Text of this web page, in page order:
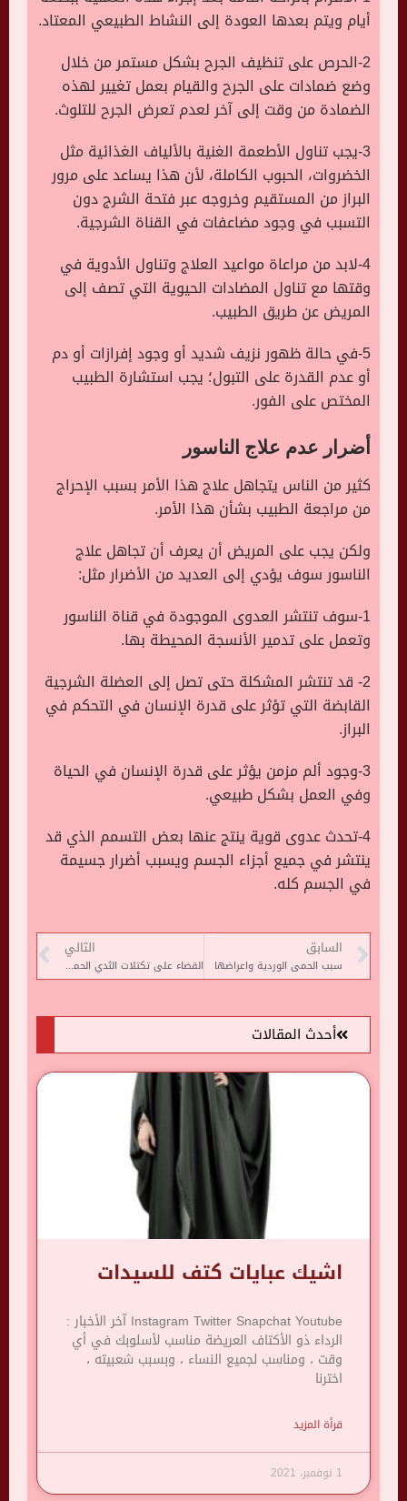
أيام ويتم بعدها العودة إلى النشاط الطبيعي المعتاد.
2-الحرص على تنظيف الجرح بشكل مستمر من خلال
وضع ضمادات على الجرح والقيام بعمل تغيير لهذه
الضمادة من وقت إلى آخر لعدم تعرض الجرح للتلوث.
3-يجب تناول الأطعمة الغنية بالألياف الغذائية مثل
الخضروات، الحبوب الكاملة، لأن هذا يساعد على مرور
البراز من المستقيم وخروجه عبر فتحة الشرج دون
التسبب في وجود مضاعفات في القناة الشرجية.
4-لابد من مراعاة مواعيد العلاج وتناول الأدوية في
وقتها مع تناول المضادات الحيوية التي تصف إلى
المريض عن طريق الطبيب.
5-في حالة ظهور نزيف شديد أو وجود إفرازات أو دم
أو عدم القدرة على التبول؛ يجب استشارة الطبيب
المختص على الفور.
أضرار عدم علاج الناسور
كثير من الناس يتجاهل علاج هذا الأمر بسبب الإحراج
من مراجعة الطبيب بشأن هذا الأمر.
ولكن يجب على المريض أن يعرف أن تجاهل علاج
الناسور سوف يؤدي إلى العديد من الأضرار مثل:
1-سوف تنتشر العدوى الموجودة في قناة الناسور
وتعمل على تدمير الأنسجة المحيطة بها.
2- قد تنتشر المشكلة حتى تصل إلى العضلة الشرجية
القابضة التي تؤثر على قدرة الإنسان في التحكم في
البراز.
3-وجود ألم مزمن يؤثر على قدرة الإنسان في الحياة
وفي العمل بشكل طبيعي.
4-تحدث عدوى قوية ينتج عنها بعض التسمم الذي قد
ينتشر في جميع أجزاء الجسم ويسبب أضرار جسيمة
في الجسم كله.
السابق
سبب الحمى الوردية واعراضها
التالي
القضاء على تكتلات الثدي الحميدة
أحدث المقالات
اشيك عبايات كتف للسيدات
Instagram Twitter Snapchat Youtube آخر الأخبار :
الرداء ذو ​​الأكتاف العريضة مناسب لأسلوبك في أي
وقت ، ومناسب لجميع النساء ، وبسبب شعبيته ،
اخترنا
قرأة المزيد
1 نوفمبر، 2021